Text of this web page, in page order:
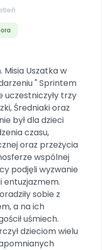
dni bez opłat
Misia Uszatka w
" Sprintem
trzy
Średniaki oraz
był dla dzieci
czasu,
oraz przeżycia
wspólnej
podjęli wyzwanie
entuzjazmem.
sobie z
a na ich
uśmiech.
dzieciom wielu